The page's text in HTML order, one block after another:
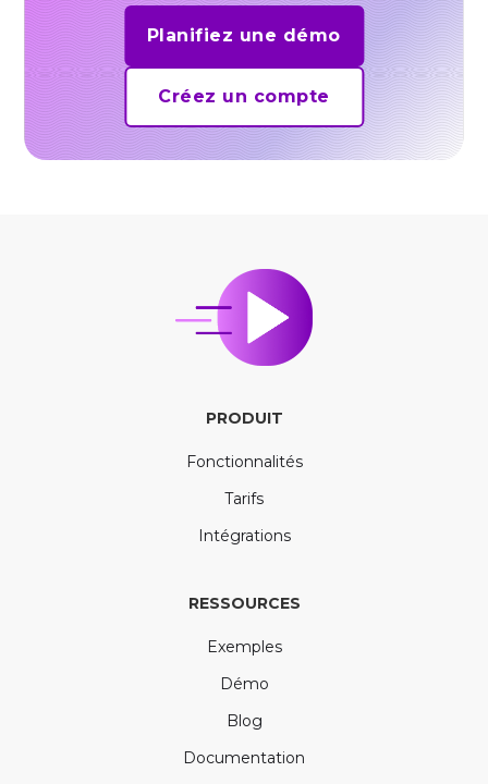
Planifiez une démo
Créez un compte
PRODUIT
Fonctionnalités
Tarifs
Intégrations
RESSOURCES
Exemples
Démo
Blog
Documentation